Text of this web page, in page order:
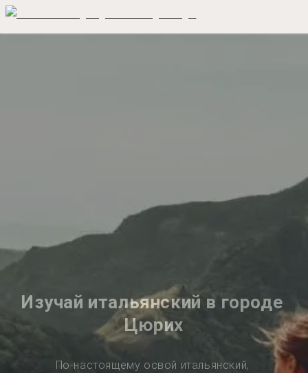
Изучай итальянский в городе
Цюрих
По-настоящему освой итальянский,